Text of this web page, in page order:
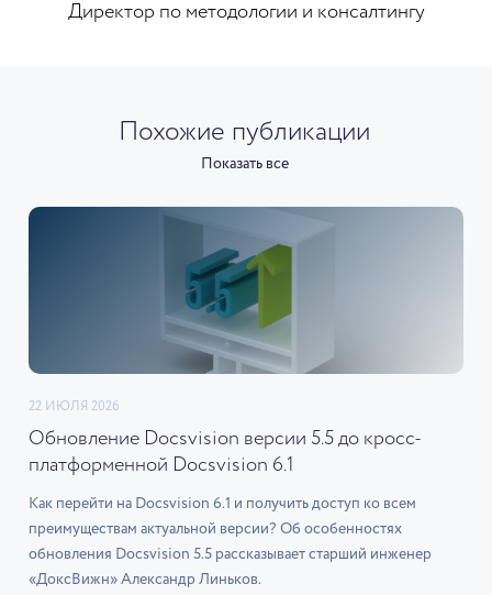
Директор по методологии и консалтингу
Похожие публикации
Показать все
22 ИЮЛЯ 2026
Обновление Docsvision версии 5.5 до кросс-
платформенной Docsvision 6.1
Как перейти на Docsvision 6.1 и получить доступ ко всем
преимуществам актуальной версии? Об особенностях
обновления Docsvision 5.5 рассказывает старший инженер
«ДоксВижн» Александр Линьков.